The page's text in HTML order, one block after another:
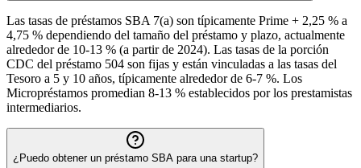
Las tasas de préstamos SBA 7(a) son típicamente Prime + 2,25 % a
4,75 % dependiendo del tamaño del préstamo y plazo, actualmente
alrededor de 10-13 % (a partir de 2024). Las tasas de la porción
CDC del préstamo 504 son fijas y están vinculadas a las tasas del
Tesoro a 5 y 10 años, típicamente alrededor de 6-7 %. Los
Micropréstamos promedian 8-13 % establecidos por los prestamistas
intermediarios.
¿Puedo obtener un préstamo SBA para una startup?